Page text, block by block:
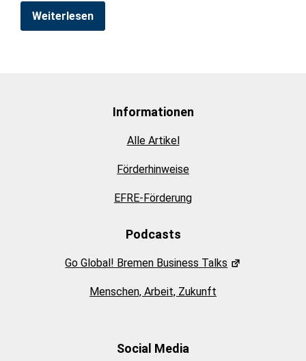
Weiterlesen
Informationen
Alle Artikel
Förderhinweise
EFRE-Förderung
Podcasts
Go Global! Bremen Business Talks
Menschen, Arbeit, Zukunft
Social Media